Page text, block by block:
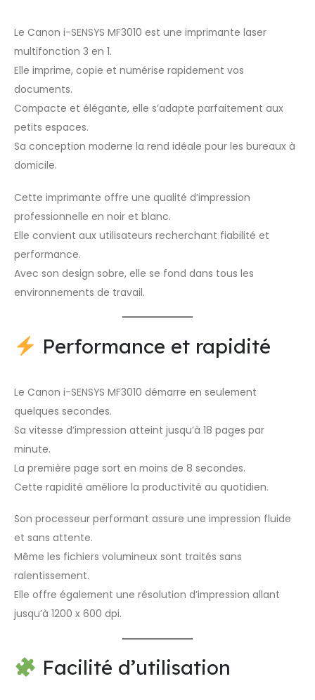
Le Canon i-SENSYS MF3010 est une imprimante laser
multifonction 3 en 1.
Elle imprime, copie et numérise rapidement vos
documents.
Compacte et élégante, elle s’adapte parfaitement aux
petits espaces.
Sa conception moderne la rend idéale pour les bureaux à
domicile.
Cette imprimante offre une qualité d’impression
professionnelle en noir et blanc.
Elle convient aux utilisateurs recherchant fiabilité et
performance.
Avec son design sobre, elle se fond dans tous les
environnements de travail.
Performance et rapidité
Le Canon i-SENSYS MF3010 démarre en seulement
quelques secondes.
Sa vitesse d’impression atteint jusqu’à 18 pages par
minute.
La première page sort en moins de 8 secondes.
Cette rapidité améliore la productivité au quotidien.
Son processeur performant assure une impression fluide
et sans attente.
Même les fichiers volumineux sont traités sans
ralentissement.
Elle offre également une résolution d’impression allant
jusqu’à 1200 x 600 dpi.
Facilité d’utilisation